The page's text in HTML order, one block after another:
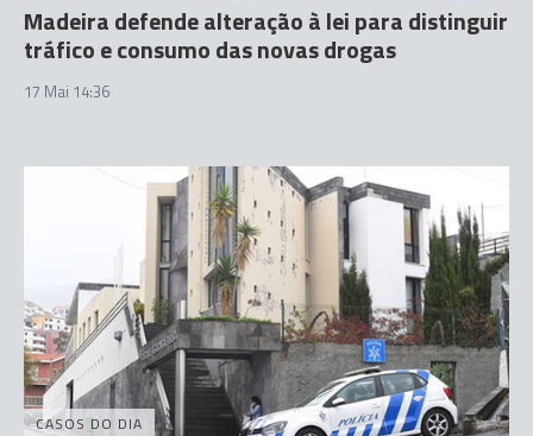
Madeira defende alteração à lei para distinguir
tráfico e consumo das novas drogas
17 Mai 14:36
CASOS DO DIA